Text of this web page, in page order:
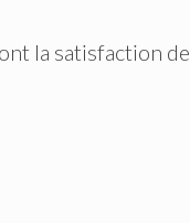
la satisfaction de